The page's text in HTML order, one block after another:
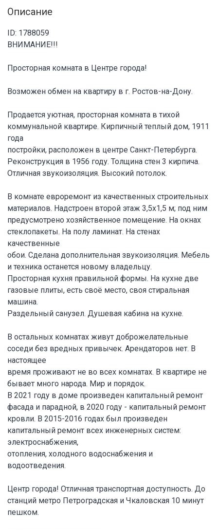
Описание
ID: 1788059
ВНИМАНИЕ!!!
Просторная комната в Центре города!
Возможен обмен на квартиру в г. Ростов-на-Дону.
Продается уютная, просторная комната в тихой
коммунальной квартире. Кирпичный теплый дом, 1911
года
постройки, расположен в центре Санкт-Петербурга.
Реконструкция в 1956 году. Толщина стен 3 кирпича.
Отличная звукоизоляция. Высокий потолок.
В комнате евроремонт из качественных строительных
материалов. Надстроен второй этаж 3,5х1,5 м; под ним
предусмотрено хозяйственное помещение. На окнах
стеклопакеты. На полу ламинат. На стенах
качественные
обои. Сделана дополнительная звукоизоляция. Мебель
и техника останется новому владельцу.
Просторная кухня правильной формы. На кухне две
газовые плиты, есть своё место, своя стиральная
машина.
Раздельный санузел. Душевая кабина на кухне.
В остальных комнатах живут доброжелательные
соседи без вредных привычек. Арендаторов нет. В
настоящее
время проживают не во всех комнатах. В квартире не
бывает много народа. Мир и порядок.
В 2021 году в доме произведен капитальный ремонт
фасада и парадной, в 2020 году - капитальный ремонт
кровли. В 2015-2016 годах был произведен
капитальный ремонт всех инженерных систем:
электроснабжения,
отопления, холодного водоснабжения и
водоотведения.
Центр города! Отличная транспортная доступность. До
станций метро Петроградская и Чкаловская 10 минут
пешком.